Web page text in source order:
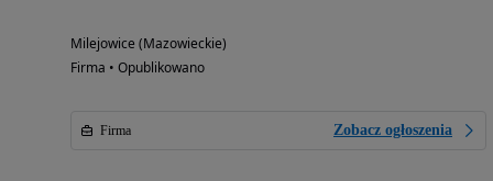
Milejowice (Mazowieckie)
Firma • Opublikowano
Firma Zobacz ogłoszenia